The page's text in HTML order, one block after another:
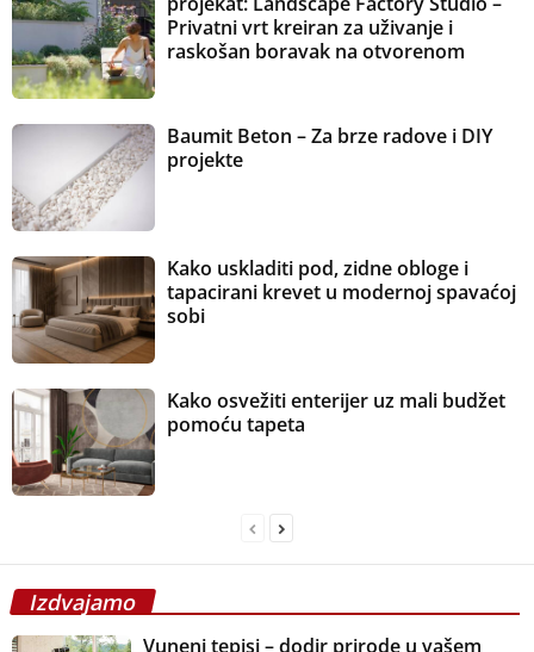
Privatni vrt kreiran za uživanje i
raskošan boravak na otvorenom
Baumit Beton – Za brze radove i DIY
projekte
Kako uskladiti pod, zidne obloge i
tapacirani krevet u modernoj spavaćoj
sobi
Kako osvežiti enterijer uz mali budžet
pomoću tapeta
Izdvajamo
Vuneni tepisi – dodir prirode u vašem